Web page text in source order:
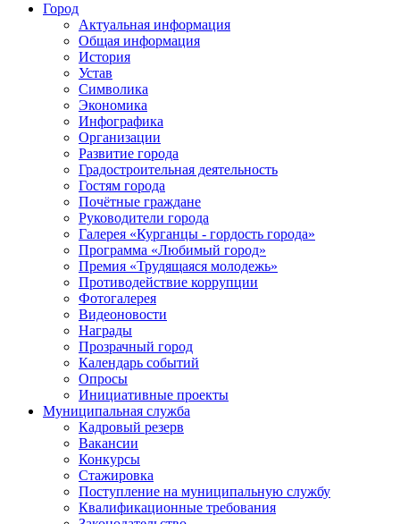
Город
Актуальная информация
Общая информация
История
Устав
Символика
Экономика
Инфографика
Организации
Развитие города
Градостроительная деятельность
Гостям города
Почётные граждане
Руководители города
Галерея «Курганцы - гордость города»
Программа «Любимый город»
Премия «Трудящаяся молодежь»
Противодействие коррупции
Фотогалерея
Видеоновости
Награды
Прозрачный город
Календарь событий
Опросы
Инициативные проекты
Муниципальная служба
Кадровый резерв
Вакансии
Конкурсы
Стажировка
Поступление на муниципальную службу
Квалификационные требования